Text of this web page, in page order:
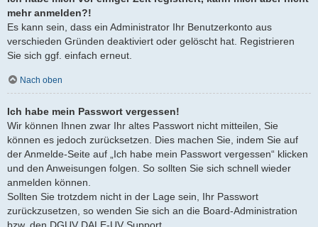
mehr anmelden?!
Es kann sein, dass ein Administrator Ihr Benutzerkonto aus
verschieden Gründen deaktiviert oder gelöscht hat. Registrieren
Sie sich ggf. einfach erneut.
Nach oben
Ich habe mein Passwort vergessen!
Wir können Ihnen zwar Ihr altes Passwort nicht mitteilen, Sie
können es jedoch zurücksetzen. Dies machen Sie, indem Sie auf
der Anmelde-Seite auf „Ich habe mein Passwort vergessen“ klicken
und den Anweisungen folgen. So sollten Sie sich schnell wieder
anmelden können.
Sollten Sie trotzdem nicht in der Lage sein, Ihr Passwort
zurückzusetzen, so wenden Sie sich an die Board-Administration